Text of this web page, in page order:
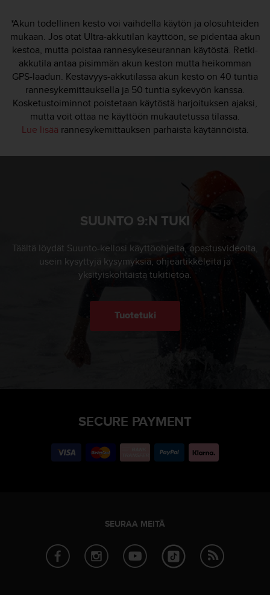
*Akun todellinen kesto voi vaihdella käytön ja olosuhteiden
mukaan. Jos otat Ultra-akkutilan käyttöön, se pidentää akun
kestoa, mutta poistaa rannesykeseurannan käytöstä. Retki-
akkutila antaa pisimmän akun keston mutta heikomman
GPS-laadun. Kestävyys-akkutilassa akun kesto on 40 tuntia
rannesykemittauksella ja 50 tuntia sykevyön kanssa.
Kosketustoiminnot poistetaan käytöstä harjoituksen ajaksi,
mutta voit ottaa ne käyttöön mukautetussa tilassa.
Lue lisää rannesykemittauksen parhaista käytännöistä.
SUUNTO 9:N TUKI
Täältä löydät Suunto-kellosi käyttöohjeita, opastusvideoita,
usein kysyttyjä kysymyksiä, ohjeartikkeleita ja
yksityiskohtaista tukitietoa.
Tuotetuki
SECURE PAYMENT
SEURAA MEITÄ